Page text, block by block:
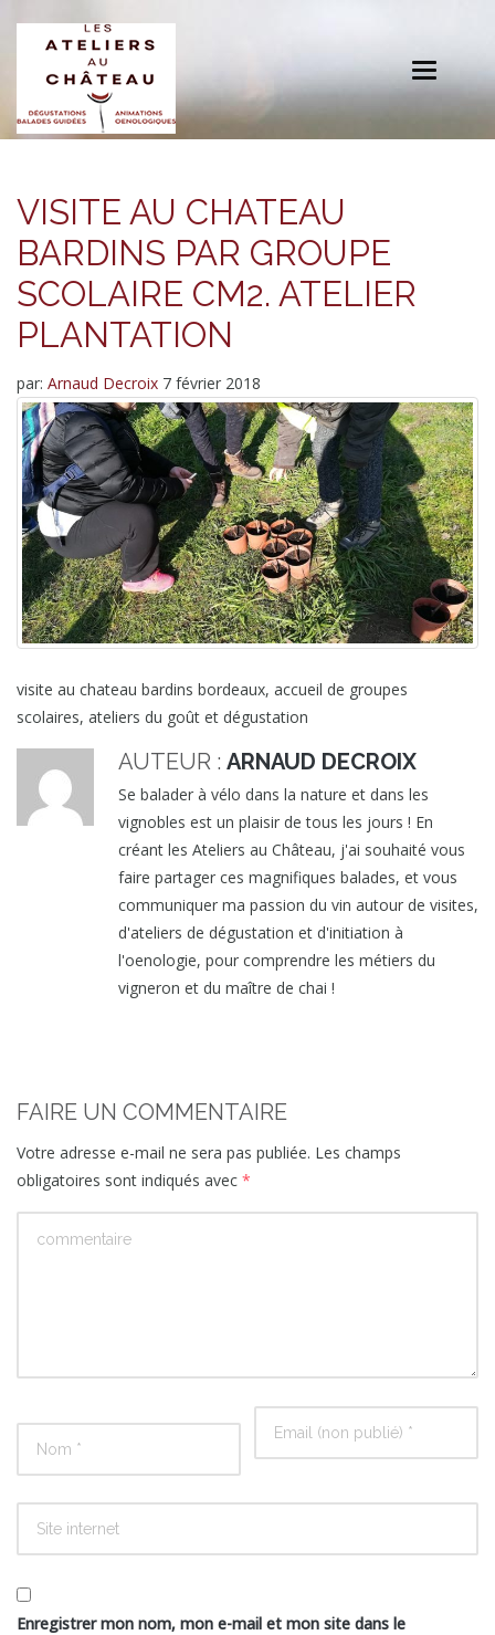
Toggle
VISITE AU CHATEAU
BARDINS PAR GROUPE
SCOLAIRE CM2. ATELIER
PLANTATION
par: Arnaud Decroix 7 février 2018
visite au chateau bardins bordeaux, accueil de groupes
scolaires, ateliers du goût et dégustation
AUTEUR : ARNAUD DECROIX
Se balader à vélo dans la nature et dans les
vignobles est un plaisir de tous les jours ! En
créant les Ateliers au Château, j'ai souhaité vous
faire partager ces magnifiques balades, et vous
communiquer ma passion du vin autour de visites,
d'ateliers de dégustation et d'initiation à
l'oenologie, pour comprendre les métiers du
vigneron et du maître de chai !
FAIRE UN COMMENTAIRE
Votre adresse e-mail ne sera pas publiée. Les champs
obligatoires sont indiqués avec *
Enregistrer mon nom, mon e-mail et mon site dans le